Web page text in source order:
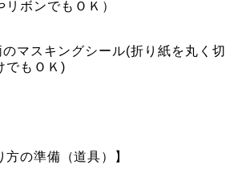
ボンでもＯＫ）
マスキングシール(折り紙を丸く切
でもＯＫ)
方の準備（道具）】